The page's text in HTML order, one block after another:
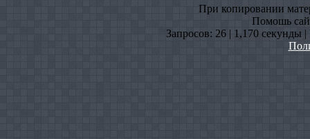
При копировании
Помошь
Запросов: 26 | 1,170 секунды